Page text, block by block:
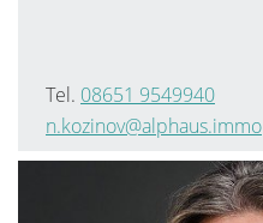
Tel. 08651 9549940
n.kozinov@alphaus.immo